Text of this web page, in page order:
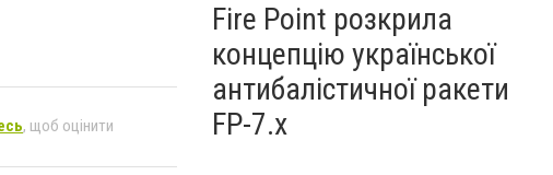
, щоб оцінити
Fire Point розкрила
концепцію української
антибалістичної ракети
FP-7.x